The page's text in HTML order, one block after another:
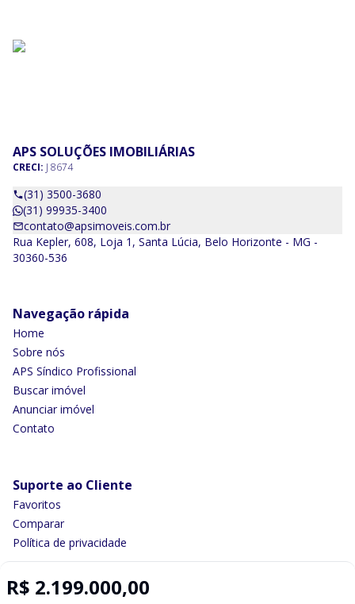
R$ 2.199.000,00
APS SOLUÇÕES IMOBILIÁRIAS
CRECI: J 8674
(31) 3500-3680
(31) 99935-3400
contato@apsimoveis.com.br
Rua Kepler, 608, Loja 1, Santa Lúcia, Belo Horizonte - MG -
30360-536
Navegação rápida
Home
Sobre nós
APS Síndico Profissional
Buscar imóvel
Anunciar imóvel
Contato
Suporte ao Cliente
Favoritos
Comparar
Política de privacidade